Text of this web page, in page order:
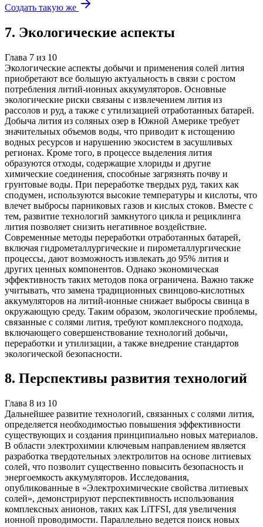
Создать такую же
7. Экологические аспекты
Глава 7 из 10
Экологические аспекты добычи и применения солей лития
приобретают все большую актуальность в связи с ростом
потребления литий-ионных аккумуляторов. Основные
экологические риски связаны с извлечением лития из
рассолов и руд, а также с утилизацией отработанных батарей.
Добыча лития из соляных озер в Южной Америке требует
значительных объемов воды, что приводит к истощению
водных ресурсов и нарушению экосистем в засушливых
регионах. Кроме того, в процессе выделения лития
образуются отходы, содержащие хлориды и другие
химические соединения, способные загрязнять почву и
грунтовые воды. При переработке твердых руд, таких как
сподумен, используются высокие температуры и кислоты, что
влечет выбросы парниковых газов и кислых стоков. Вместе с
тем, развитие технологий замкнутого цикла и рециклинга
лития позволяет снизить негативное воздействие.
Современные методы переработки отработанных батарей,
включая гидрометаллургические и пирометаллургические
процессы, дают возможность извлекать до 95% лития и
других ценных компонентов. Однако экономическая
эффективность таких методов пока ограничена. Важно также
учитывать, что замена традиционных свинцово-кислотных
аккумуляторов на литий-ионные снижает выбросы свинца в
окружающую среду. Таким образом, экологические проблемы,
связанные с солями лития, требуют комплексного подхода,
включающего совершенствование технологий добычи,
переработки и утилизации, а также внедрение стандартов
экологической безопасности.
8. Перспективы развития технологий
Глава 8 из 10
Дальнейшее развитие технологий, связанных с солями лития,
определяется необходимостью повышения эффективности
существующих и создания принципиально новых материалов.
В области электрохимии ключевым направлением является
разработка твердотельных электролитов на основе литиевых
солей, что позволит существенно повысить безопасность и
энергоемкость аккумуляторов. Исследования,
опубликованные в «Электрохимические свойства литиевых
солей», демонстрируют перспективность использования
комплексных анионов, таких как LiTFSI, для увеличения
ионной проводимости. Параллельно ведется поиск новых